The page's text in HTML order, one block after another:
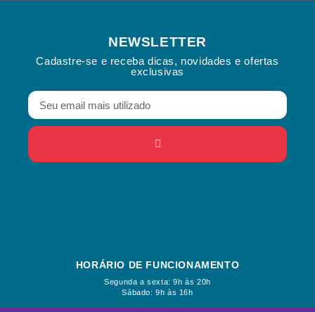
NEWSLETTER
Cadastre-se e receba dicas, novidades e ofertas
exclusivas
HORÁRIO DE FUNCIONAMENTO
Segunda a sexta: 9h às 20h
Sábado: 9h às 16h